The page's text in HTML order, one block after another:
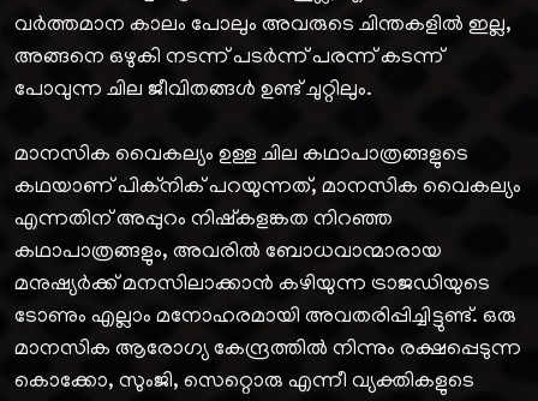
വർത്തമാന കാലം പോലും അവരുടെ ചിന്തകളിൽ ഇല്ല,
അങ്ങനെ ഒഴുകി നടന്ന് പടർന്ന് പരന്ന് കടന്ന്
പോവുന്ന ചില ജീവിതങ്ങൾ ഉണ്ട് ചുറ്റിലും.
മാനസിക വൈകല്യം ഉള്ള ചില കഥാപാത്രങ്ങളുടെ
കഥയാണ് പിക്നിക് പറയുന്നത്, മാനസിക വൈകല്യം
എന്നതിന് അപ്പുറം നിഷ്കളങ്കത നിറഞ്ഞ
കഥാപാത്രങ്ങളും, അവരിൽ ബോധവാന്മാരായ
മനുഷ്യർക്ക് മനസിലാക്കാൻ കഴിയുന്ന ട്രാജഡിയുടെ
ടോണും എല്ലാം മനോഹരമായി അവതരിപ്പിച്ചിട്ടുണ്ട്. ഒരു
മാനസിക ആരോഗ്യ കേന്ദ്രത്തിൽ നിന്നും രക്ഷപ്പെടുന്ന
കൊക്കോ, സുംജി, സെറ്റൊരു എന്നീ വ്യക്തികളുടെ